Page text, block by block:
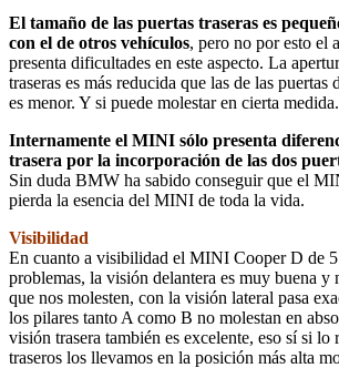
El tamaño de las puertas traseras es
con el de otros vehículos, pero no por esto el
presenta dificultades en este aspecto. La
traseras es más reducida que las de las puertas
es menor. Y si puede molestar en cierta medida.
Internamente el MINI sólo presenta
trasera por la incorporación de las dos
Sin duda BMW ha sabido conseguir que el
pierda la esencia del MINI de toda la vida.
Visibilidad
En cuanto a visibilidad el MINI Cooper D de 5
problemas, la visión delantera es muy buena y
que nos molesten, con la visión lateral pasa
los pilares tanto A como B no molestan en
visión trasera también es excelente, eso sí si lo
traseros los llevamos en la posición más alta